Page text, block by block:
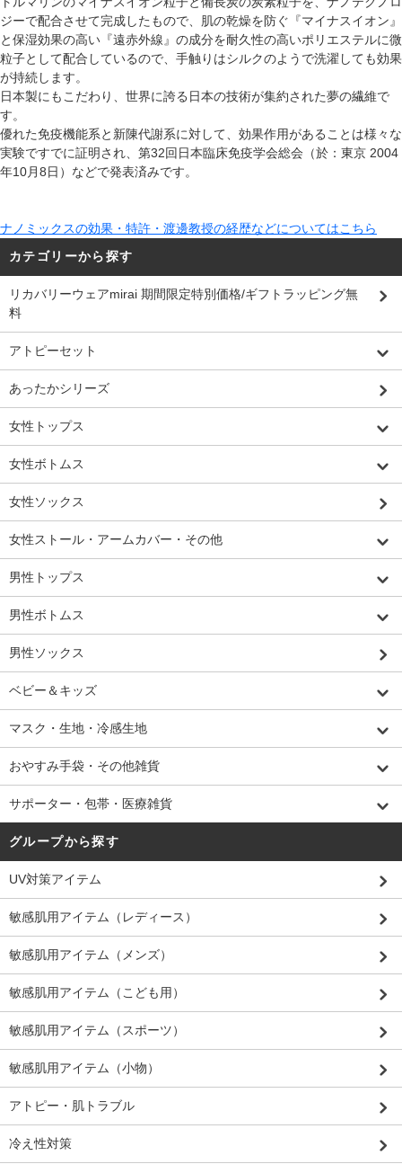
ジーで配合させて完成したもので、肌の乾燥を防ぐ『マイナスイオン』
と保湿効果の高い『遠赤外線』の成分を耐久性の高いポリエステルに微
粒子として配合しているので、手触りはシルクのようで洗濯しても効果
が持続します。
日本製にもこだわり、世界に誇る日本の技術が集約された夢の繊維で
す。
優れた免疫機能系と新陳代謝系に対して、効果作用があることは様々な
実験ですでに証明され、第32回日本臨床免疫学会総会（於：東京 2004
年10月8日）などで発表済みです。
ナノミックスの効果・特許・渡邊教授の経歴などについてはこちら
カテゴリーから探す
リカバリーウェアmirai 期間限定特別価格/ギフトラッピング無
料
アトピーセット
あったかシリーズ
女性トップス
女性ボトムス
女性ソックス
女性ストール・アームカバー・その他
男性トップス
男性ボトムス
男性ソックス
ベビー＆キッズ
マスク・生地・冷感生地
おやすみ手袋・その他雑貨
サポーター・包帯・医療雑貨
グループから探す
UV対策アイテム
敏感肌用アイテム（レディース）
敏感肌用アイテム（メンズ）
敏感肌用アイテム（こども用）
敏感肌用アイテム（スポーツ）
敏感肌用アイテム（小物）
アトピー・肌トラブル
冷え性対策